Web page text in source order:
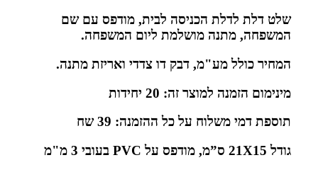
שלט דלת לדלת הכניסה לבית, מודפס עם שם
המשפחה, מתנה מושלמת ליום המשפחה.
המחיר כולל מע"מ, דבק דו צדדי ואריזת מתנה.
מינימום הזמנה למוצר זה: 20 יחידות
תוספת דמי משלוח על כל ההזמנה: 39 שח
גודל 21X15 ס”מ, מודפס על PVC בעובי 3 מ"מ